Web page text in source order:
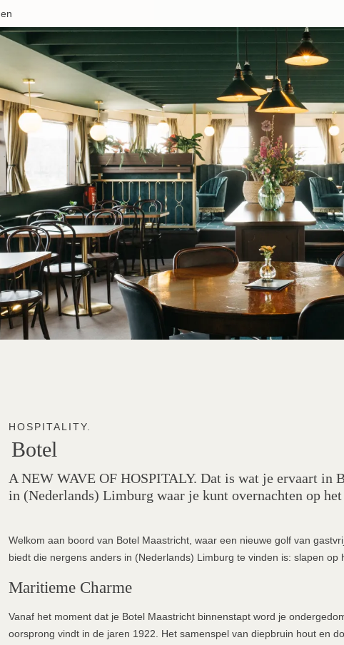
en
HOSPITALITY.
Botel
A NEW WAVE OF HOSPITALY. Dat is wat je ervaart in
in (Nederlands) Limburg waar je kunt overnachten op
Welkom aan boord van Botel Maastricht, waar een nieuwe golf van
biedt die nergens anders in (Nederlands) Limburg te vinden is: slapen op
Maritieme Charme
Vanaf het moment dat je Botel Maastricht binnenstapt word je
oorsprong vindt in de jaren 1922. Het samenspel van diepbruin hout en